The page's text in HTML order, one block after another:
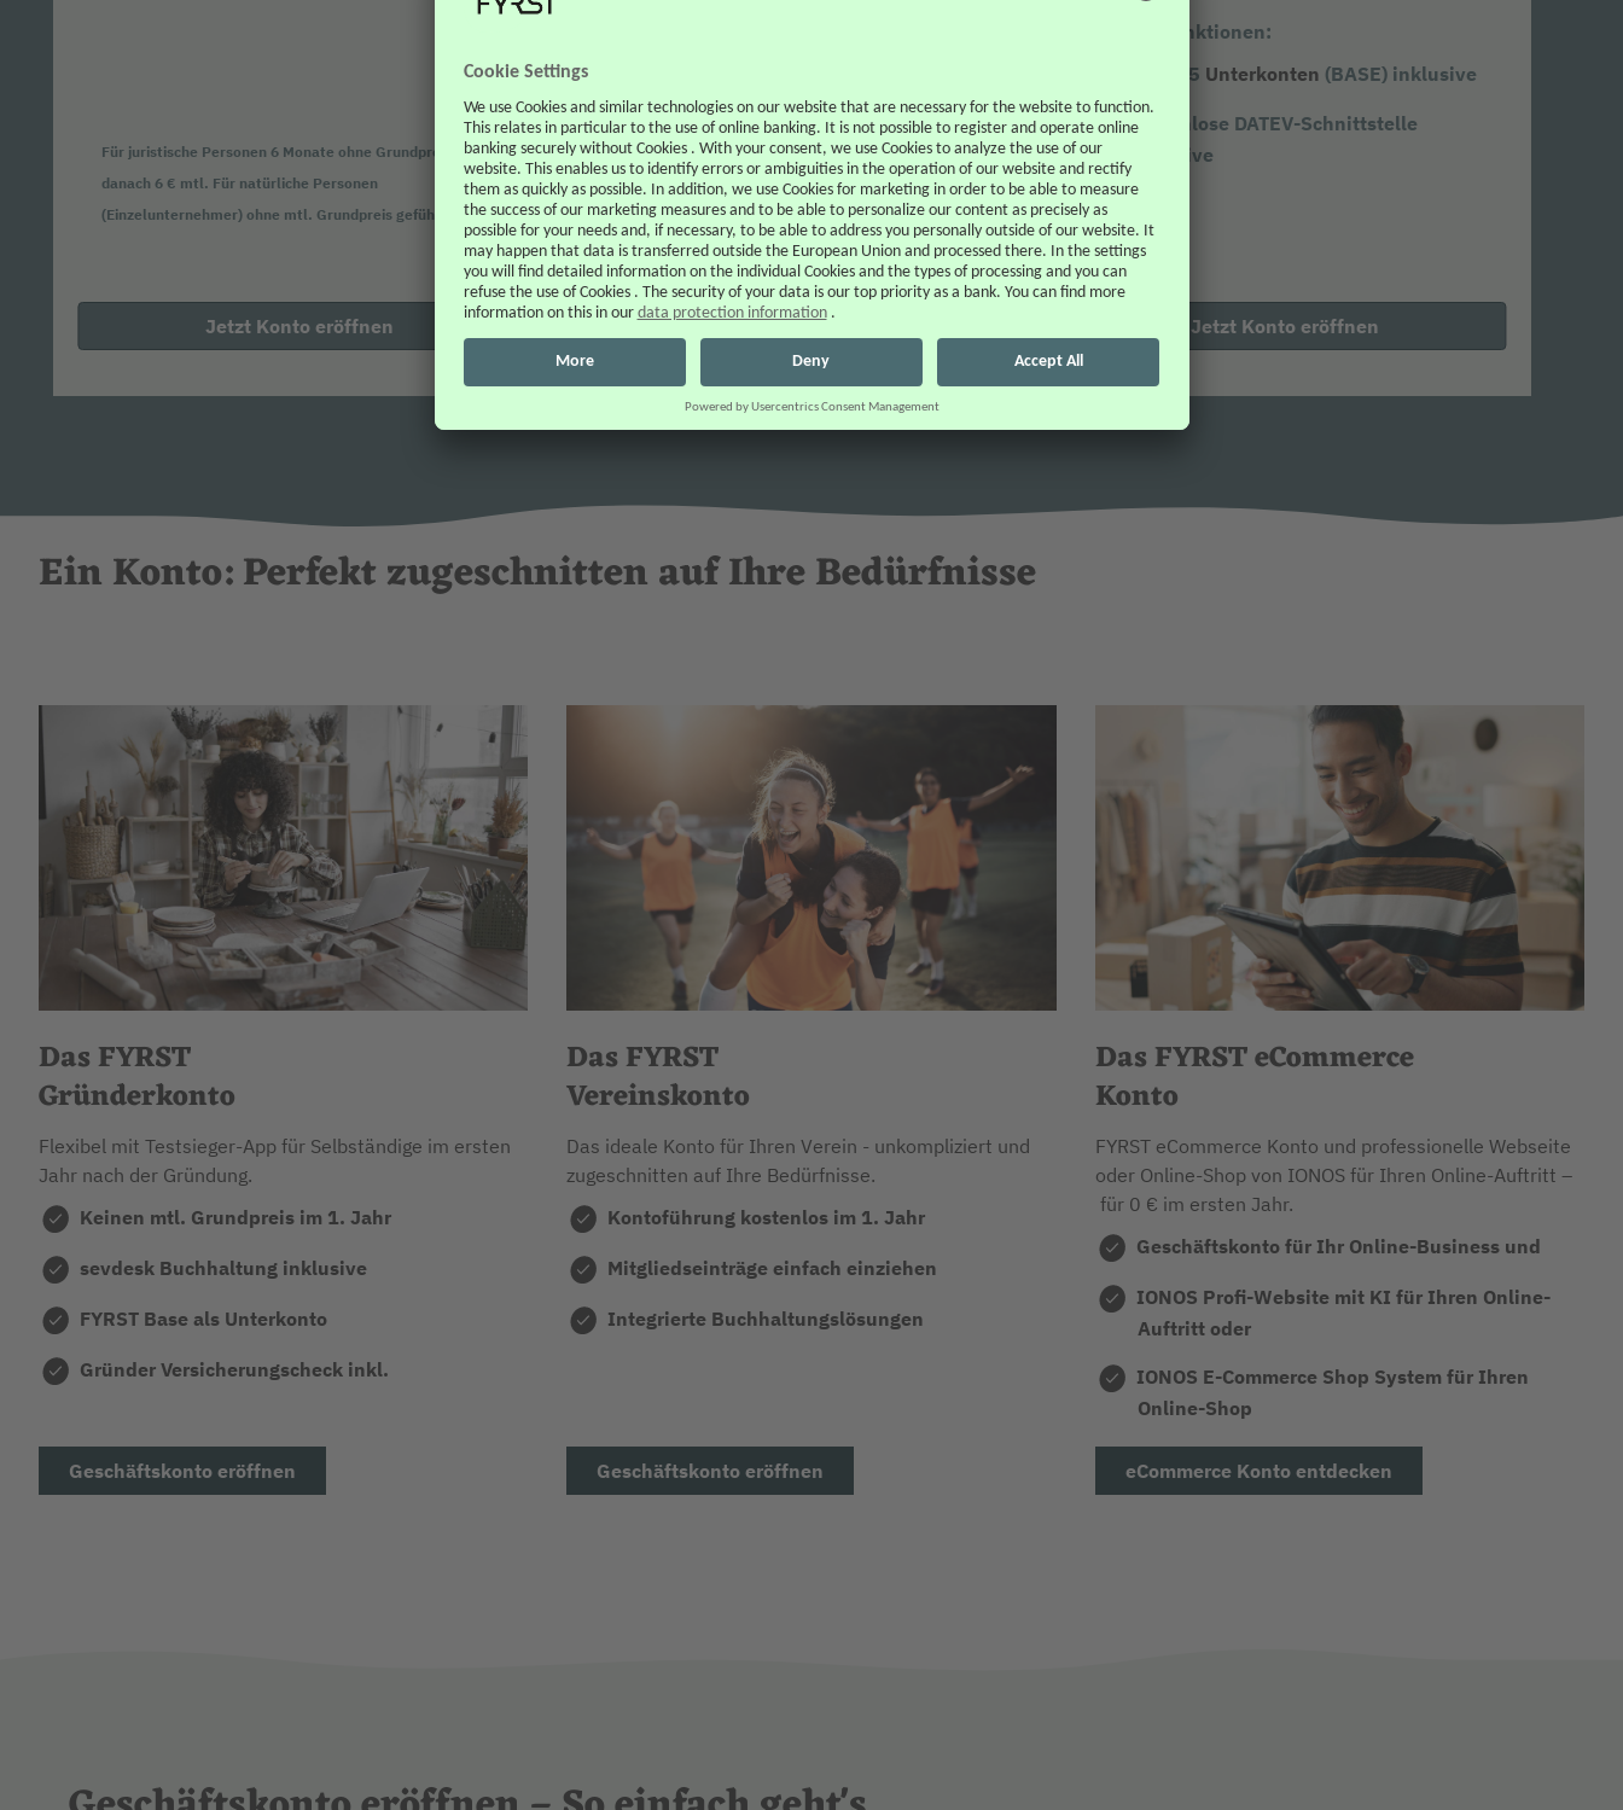
Für juristische Personen 6 Monate ohne Grundpreis,
danach 6 € mtl. Für natürliche Personen
(Einzelunternehmer) ohne mtl. Grundpreis geführt.
Jetzt Konto eröffnen Jetzt Konto eröffnen
weitere Funktionen:
Bis zu 5 Unterkonten (BASE) inklusive
Kostenlose DATEV-Schnittstelle
inklusive
Jetzt Konto eröffnen
Ein Konto: Perfekt zugeschnitten auf Ihre Bedürfnisse
Das FYRST
Gründerkonto
Flexibel mit Testsieger-App für Selbständige im ersten
Jahr nach der Gründung.
Keinen mtl. Grundpreis im 1. Jahr
sevdesk Buchhaltung inklusive
FYRST Base als Unterkonto
Gründer Versicherungscheck inkl.
Geschäftskonto eröffnen
Das FYRST
Vereinskonto
Das ideale Konto für Ihren Verein - unkompliziert und
zugeschnitten auf Ihre Bedürfnisse.
Kontoführung kostenlos im 1. Jahr
Mitgliedseinträge einfach einziehen
Integrierte Buchhaltungslösungen
Geschäftskonto eröffnen
Das FYRST eCommerce
Konto
FYRST eCommerce Konto und professionelle Webseite
oder Online-Shop von IONOS für Ihren Online-Auftritt –
für 0 € im ersten Jahr.
Geschäftskonto für Ihr Online-Business und
IONOS Profi-Website mit KI für Ihren Online-
Auftritt oder
IONOS E-Commerce Shop System für Ihren
Online-Shop
eCommerce Konto entdecken